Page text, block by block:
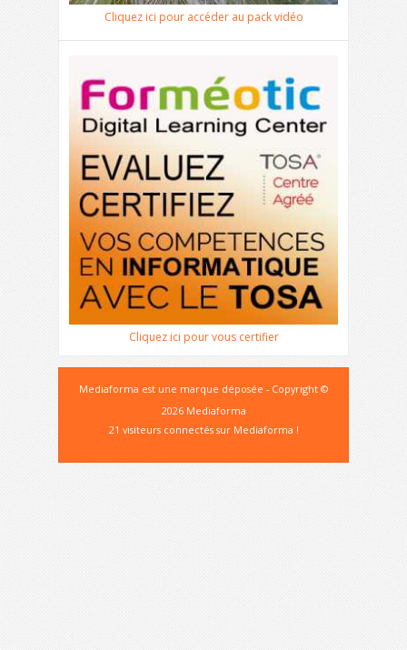
Cliquez ici pour accéder au pack vidéo
Cliquez ici pour vous certifier
Mediaforma est une marque déposée - Copyright ©
2026 Mediaforma
21 visiteurs connectés sur Mediaforma !